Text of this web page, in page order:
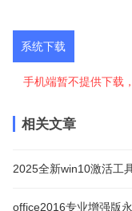
系统下载
手机端暂不提供下载
相关文章
2025全新win10激活工
office2016专业增强版